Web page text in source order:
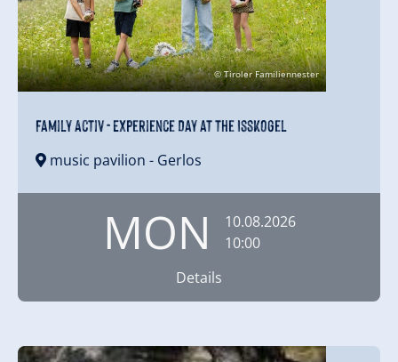
© Tiroler Familiennester
Family Activ - Experience Day at the Isskogel
music pavilion - Gerlos
MON
10.08.2026
10:00
Details